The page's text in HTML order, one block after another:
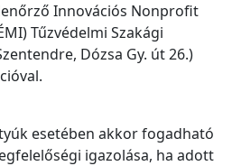
Innovációs Nonprofit
Tűzvédelmi Szakági
Dózsa Gy. út 26.)
esetében akkor fogadható
igazolása, ha adott